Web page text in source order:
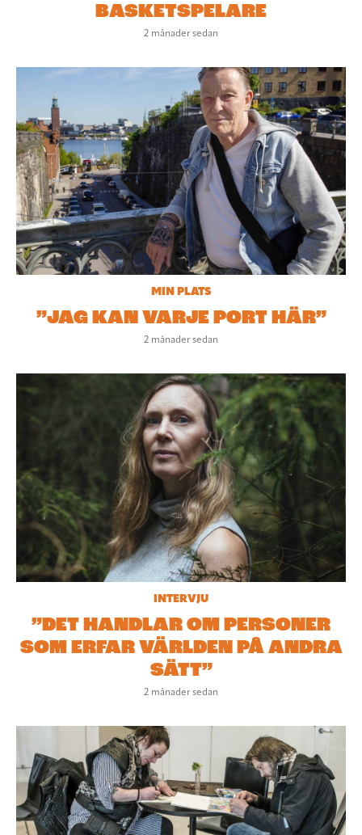
BASKETSPELARE
2 månader sedan
MIN PLATS
”JAG KAN VARJE PORT HÄR”
2 månader sedan
INTERVJU
”DET HANDLAR OM PERSONER
SOM ERFAR VÄRLDEN PÅ ANDRA
SÄTT”
2 månader sedan